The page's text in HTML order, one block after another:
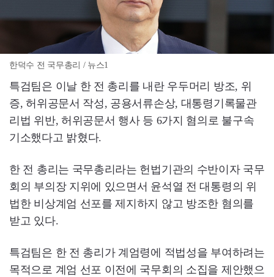
한덕수 전 국무총리 / 뉴스1
특검팀은 이날 한 전 총리를 내란 우두머리 방조, 위
증, 허위공문서 작성, 공용서류손상, 대통령기록물관
리법 위반, 허위공문서 행사 등 6가지 혐의로 불구속
기소했다고 밝혔다.
한 전 총리는 국무총리라는 헌법기관의 수반이자 국무
회의 부의장 지위에 있으면서 윤석열 전 대통령의 위
법한 비상계엄 선포를 제지하지 않고 방조한 혐의를
받고 있다.
특검팀은 한 전 총리가 계엄령에 적법성을 부여하려는
목적으로 계엄 선포 이전에 국무회의 소집을 제안했으